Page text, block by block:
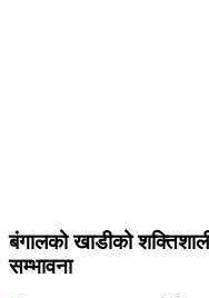
बंगालको खाडीको
सम्भावना